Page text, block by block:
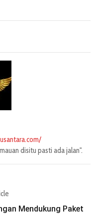
disitu pasti ada jalan".
Mendukung Paket